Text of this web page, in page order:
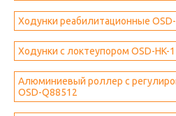
Ходунки реабилитационные
Ходунки с локтеупором OSD-HK-
Алюминиевый роллер с
OSD-Q88512